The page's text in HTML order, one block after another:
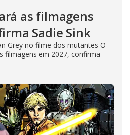
as filmagens
Sadie Sink
Grey no filme dos mutantes O
filmagens em 2027, confirma